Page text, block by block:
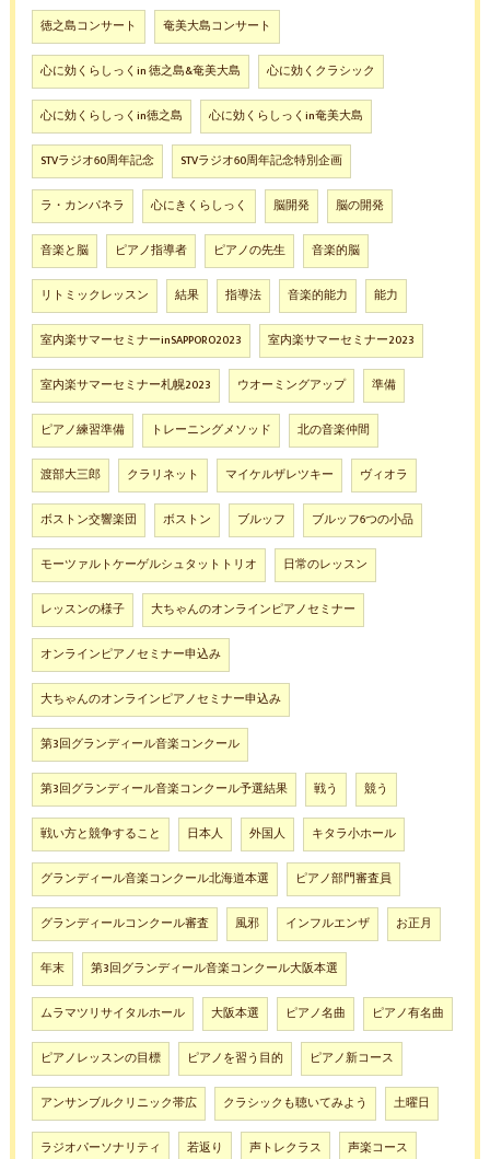
徳之島コンサート 奄美大島コンサート
心に効くらしっくin 徳之島&奄美大島 心に効くクラシック
心に効くらしっくin徳之島 心に効くらしっくin奄美大島
STVラジオ60周年記念 STVラジオ60周年記念特別企画
ラ・カンパネラ 心にきくらしっく 脳開発 脳の開発
音楽と脳 ピアノ指導者 ピアノの先生 音楽的脳
リトミックレッスン 結果 指導法 音楽的能力 能力
室内楽サマーセミナーinSAPPORO2023 室内楽サマーセミナー2023
室内楽サマーセミナー札幌2023 ウオーミングアップ 準備
ピアノ練習準備 トレーニングメソッド 北の音楽仲間
渡部大三郎 クラリネット マイケルザレツキー ヴィオラ
ボストン交響楽団 ボストン ブルッフ ブルッフ6つの小品
モーツァルトケーゲルシュタットトリオ 日常のレッスン
レッスンの様子 大ちゃんのオンラインピアノセミナー
オンラインピアノセミナー申込み
大ちゃんのオンラインピアノセミナー申込み
第3回グランディール音楽コンクール
第3回グランディール音楽コンクール予選結果 戦う 競う
戦い方と競争すること 日本人 外国人 キタラ小ホール
グランディール音楽コンクール北海道本選 ピアノ部門審査員
グランディールコンクール審査 風邪 インフルエンザ お正月
年末 第3回グランディール音楽コンクール大阪本選
ムラマツリサイタルホール 大阪本選 ピアノ名曲 ピアノ有名曲
ピアノレッスンの目標 ピアノを習う目的 ピアノ新コース
アンサンブルクリニック帯広 クラシックも聴いてみよう 土曜日
ラジオパーソナリティ 若返り 声トレクラス 声楽コース